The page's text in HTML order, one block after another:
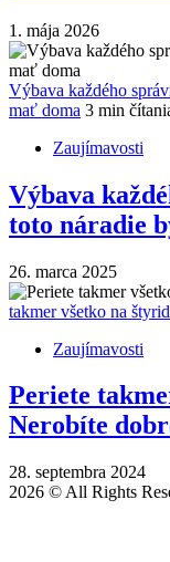
1. mája 2026
Výbava každého
mať doma 3 min
Zaujímavosti
Výbava
toto náradie
26. marca 2025
takmer všetko na
Zaujímavosti
Periete
Nerobíte
28. septembra 2024
2026 © All Rights